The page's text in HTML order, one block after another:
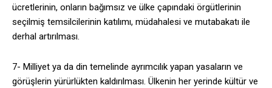
ücretlerinin, onların bağımsız ve ülke çapındaki örgütlerinin
seçilmiş temsilcilerinin katılımı, müdahalesi ve mutabakatı ile
derhal artırılması.
7- Milliyet ya da din temelinde ayrımcılık yapan yasaların ve
görüşlerin yürürlükten kaldırılması. Ülkenin her yerinde kültür ve